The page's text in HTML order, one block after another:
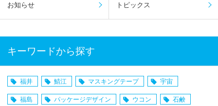
お知らせ トピックス
キーワードから探す
福井 鯖江 マスキングテープ 宇宙
福島 パッケージデザイン ウコン 石鹸